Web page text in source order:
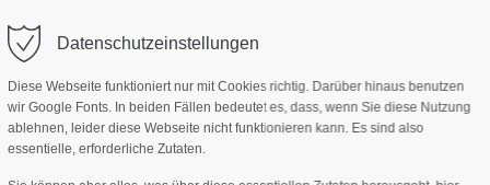
MANUSKRIPTE IMPRESSUM
Datenschutzeinstellungen
Diese Webseite funktioniert nur mit Cookies richtig. Darüber hinaus benutzen
wir Google Fonts. In beiden Fällen bedeutet es, dass, wenn Sie diese Nutzung
ablehnen, leider diese Webseite nicht funktionieren kann. Es sind also
essentielle, erforderliche Zutaten.